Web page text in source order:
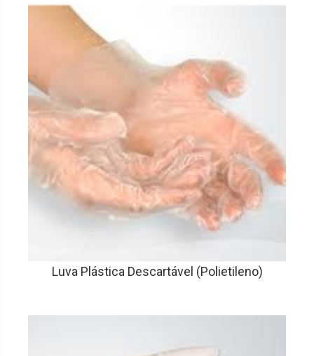
Luva Plástica Descartável (Polietileno)